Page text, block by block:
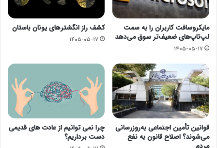
مایکروسافت کاربران را به سمت
لپ‌تاپ‌های ضعیف‌تر سوق می‌دهد
۱۴۰۵-۰۵-۱۷
کشف راز انگشترهای یونان باستان
۱۴۰۵-۰۵-۱۷
قوانین تأمین اجتماعی به‌روزرسانی
می‌شوند؟ اصلاح قانون به نفع
مردم
چرا نمی توانیم از عادت های قدیمی
دست برداریم؟